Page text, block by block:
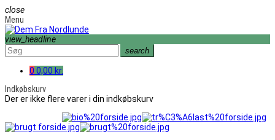
close
Menu
view_headline
search
0 0,00 kr.
Indkøbskurv
Der er ikke flere varer i din indkøbskurv